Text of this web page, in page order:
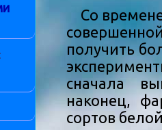
Со
получить
сначала
наконец,
сортов